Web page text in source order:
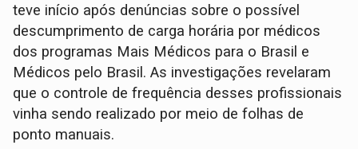
teve início após denúncias sobre o possível
descumprimento de carga horária por médicos
dos programas Mais Médicos para o Brasil e
Médicos pelo Brasil. As investigações revelaram
que o controle de frequência desses profissionais
vinha sendo realizado por meio de folhas de
ponto manuais.